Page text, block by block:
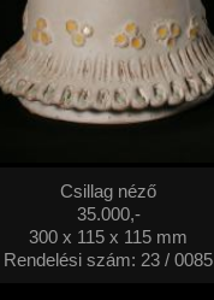
Csillag néző
35.000,-
300 x 115 x 115 mm
Rendelési szám: 23 / 0085